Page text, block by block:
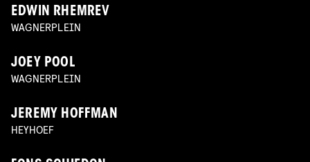
EDWIN RHEMREV
WAGNERPLEIN
JOEY POOL
WAGNERPLEIN
JEREMY HOFFMAN
HEYHOEF